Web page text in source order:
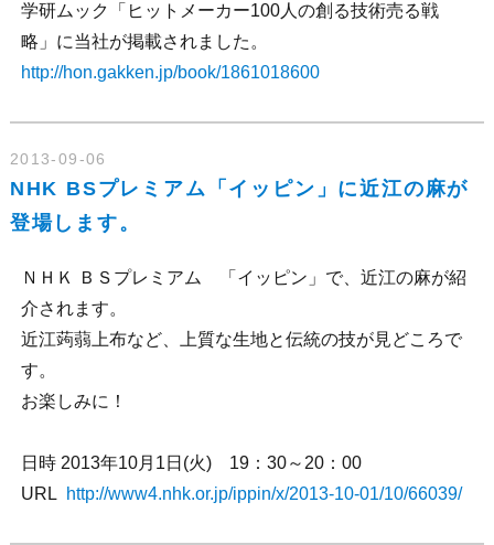
学研ムック「ヒットメーカー100人の創る技術売る戦
略」に当社が掲載されました。
http://hon.gakken.jp/book/1861018600
2013-09-06
NHK BSプレミアム「イッピン」に近江の麻が
登場します。
ＮＨＫ ＢＳプレミアム 「イッピン」で、近江の麻が紹
介されます。
近江蒟蒻上布など、上質な生地と伝統の技が見どころで
す。
お楽しみに！
日時 2013年10月1日(火) 19：30～20：00
URL
http://www4.nhk.or.jp/ippin/x/2013-10-01/10/66039/